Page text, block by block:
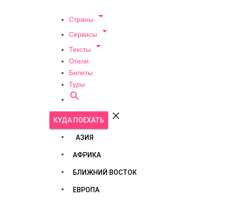
Страны 
Сервисы 
Тексты 
Отели
Билеты
Туры

КУДА ПОЕХАТЬ 
АЗИЯ
АФРИКА
БЛИЖНИЙ ВОСТОК
ЕВРОПА